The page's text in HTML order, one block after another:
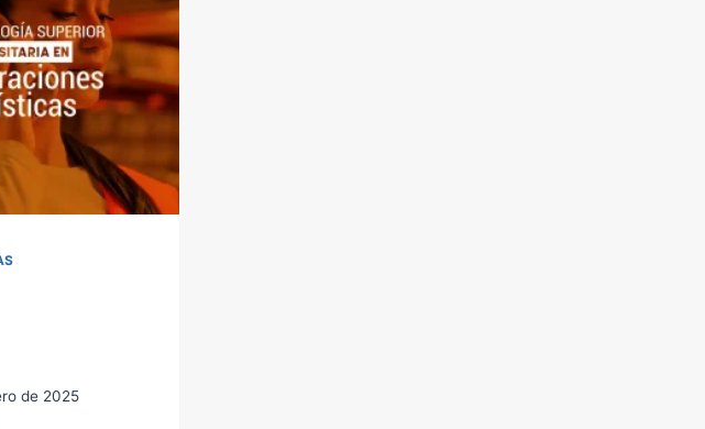
de 2025